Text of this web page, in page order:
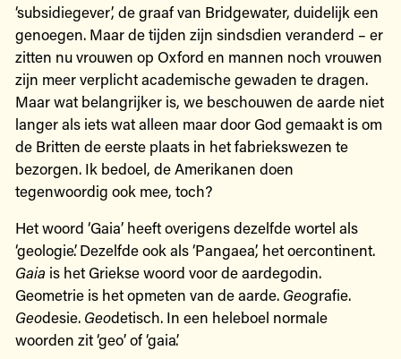
‘subsidiegever’, de graaf van Bridgewater, duidelijk een
genoegen. Maar de tijden zijn sindsdien veranderd – er
zitten nu vrouwen op Oxford en mannen noch vrouwen
zijn meer verplicht academische gewaden te dragen.
Maar wat belangrijker is, we beschouwen de aarde niet
langer als iets wat alleen maar door God gemaakt is om
de Britten de eerste plaats in het fabriekswezen te
bezorgen. Ik bedoel, de Amerikanen doen
tegenwoordig ook mee, toch?
Het woord ‘Gaia’ heeft overigens dezelfde wortel als
‘geologie’. Dezelfde ook als ‘Pangaea’, het oercontinent.
Gaia is het Griekse woord voor de aardegodin.
Geometrie is het opmeten van de aarde. Geografie.
Geodesie. Geodetisch. In een heleboel normale
woorden zit ‘geo’ of ‘gaia’.